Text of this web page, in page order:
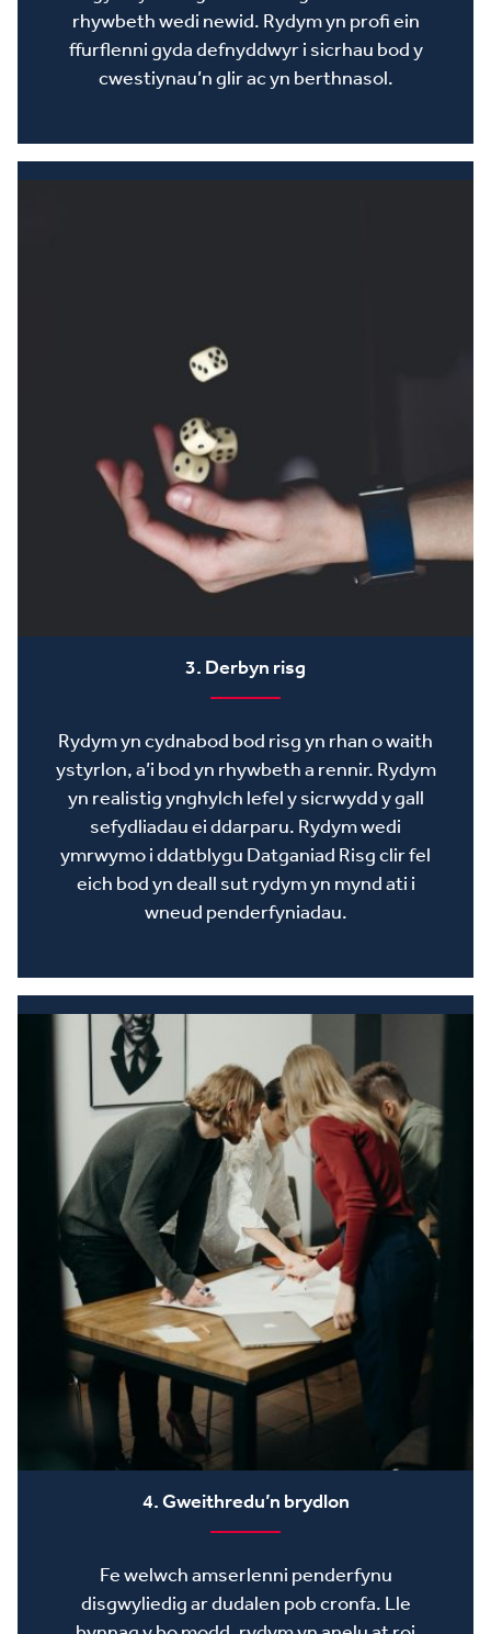
rhywbeth wedi newid. Rydym yn profi ein
ffurflenni gyda defnyddwyr i sicrhau bod y
cwestiynau’n glir ac yn berthnasol.
3. Derbyn risg
Rydym yn cydnabod bod risg yn rhan o waith
ystyrlon, a’i bod yn rhywbeth a rennir. Rydym
yn realistig ynghylch lefel y sicrwydd y gall
sefydliadau ei ddarparu. Rydym wedi
ymrwymo i ddatblygu Datganiad Risg clir fel
eich bod yn deall sut rydym yn mynd ati i
wneud penderfyniadau.
4. Gweithredu’n brydlon
Fe welwch amserlenni penderfynu
disgwyliedig ar dudalen pob cronfa. Lle